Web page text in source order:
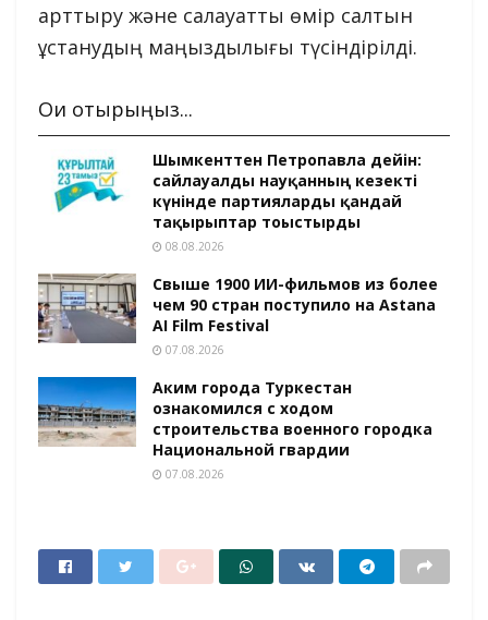
арттыру және салауатты өмір салтын
ұстанудың маңыздылығы түсіндірілді.
Оқи отырыңыз...
Шымкенттен Петропавлға дейін:
сайлауалды науқанның кезекті
күнінде партияларды қандай
тақырыптар тоғыстырды
08.08.2026
Свыше 1900 ИИ-фильмов из более
чем 90 стран поступило на Astana
AI Film Festival
07.08.2026
Аким города Туркестан
ознакомился с ходом
строительства военного городка
Национальной гвардии
07.08.2026